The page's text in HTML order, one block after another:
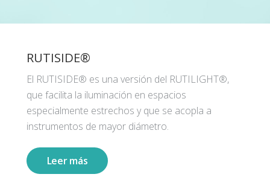
RUTISIDE®
El RUTISIDE® es una versión del RUTILIGHT®,
que facilita la iluminación en espacios
especialmente estrechos y que se acopla a
instrumentos de mayor diámetro.
Leer más